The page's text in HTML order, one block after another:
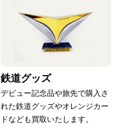
鉄道グッズ
デビュー記念品や旅先で購入さ
れた鉄道グッズやオレンジカー
ドなども買取いたします。